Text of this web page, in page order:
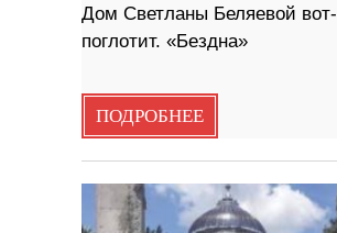
Дом Светланы Беляевой
поглотит. «Бездна»
ПОДРОБНЕЕ